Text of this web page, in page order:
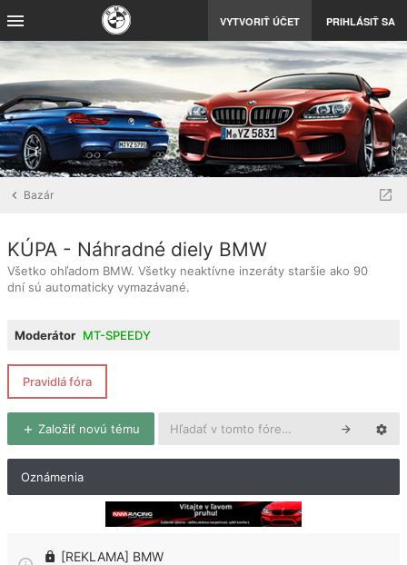
VYTVORIŤ ÚČET PRIHLÁSIŤ SA
Bazár
KÚPA - Náhradné diely BMW
Všetko ohľadom BMW. Všetky neaktívne inzeráty staršie ako 90
dní sú automaticky vymazávané.
Moderátor MT-SPEEDY
Pravidlá fóra
Založiť novú tému
Oznámenia
[REKLAMA] BMW